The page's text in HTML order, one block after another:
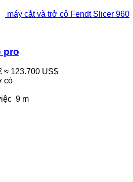
máy cắt và trở cỏ Fendt Slicer 960
pro
≈ 123.700 US$
cỏ
9 m